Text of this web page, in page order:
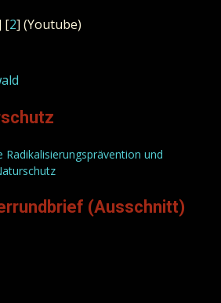
[2] (Youtube)
Radikalisierungsprävention und
(Ausschnitt)